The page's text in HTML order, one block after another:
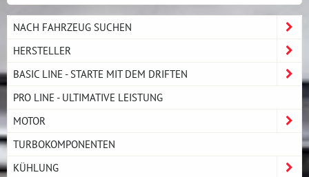
NACH FAHRZEUG SUCHEN
HERSTELLER
BASIC LINE - STARTE MIT DEM DRIFTEN
PRO LINE - ULTIMATIVE LEISTUNG
MOTOR
TURBOKOMPONENTEN
KÜHLUNG